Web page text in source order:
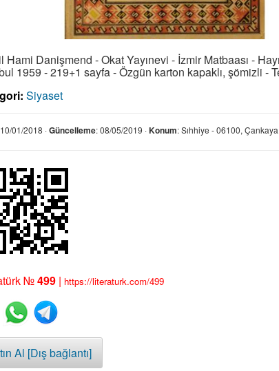
Hami Danişmend - Okat Yayınevi - İzmir Matbaası -
1959 - 219+1 sayfa - Özgün karton kapaklı, şömizli -
Siyaset
01/2018 ·Güncelleme: 08/05/2019 ·Konum: Sıhhiye - 06100,
№499 | https://literaturk.com/499
Al [Dış bağlantı]